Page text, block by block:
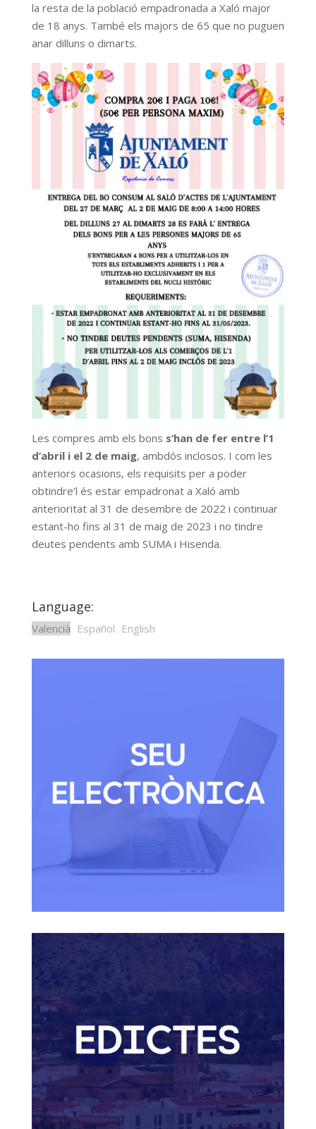
la resta de la població empadronada a Xaló major
de 18 anys. També els majors de 65 que no puguen
anar dilluns o dimarts.
Les compres amb els bons s’han de fer entre l’1
d’abril i el 2 de maig, ambdós inclosos. I com les
anteriors ocasions, els requisits per a poder
obtindre’l és estar empadronat a Xaló amb
anterioritat al 31 de desembre de 2022 i continuar
estant-ho fins al 31 de maig de 2023 i no tindre
deutes pendents amb SUMA i Hisenda.
Language:
Valencià Español English